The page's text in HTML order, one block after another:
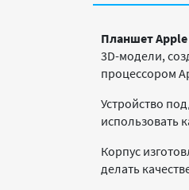
Планшет Apple
3D-модели,
процессором
Устройство
использовать
Корпус
делать